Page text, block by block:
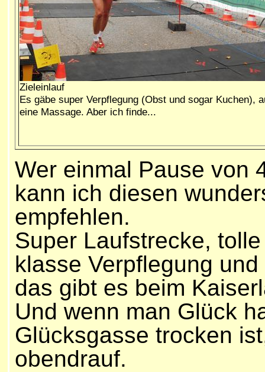
Zieleinlauf
Es gäbe super Verpflegung (Obst und sogar Kuchen),
eine Massage. Aber ich finde...
Wer einmal Pause von
kann ich diesen
empfehlen.
Super Laufstrecke,
klasse Verpflegung und
das gibt es beim
Und wenn man Glück
Glücksgasse trocken
obendrauf.